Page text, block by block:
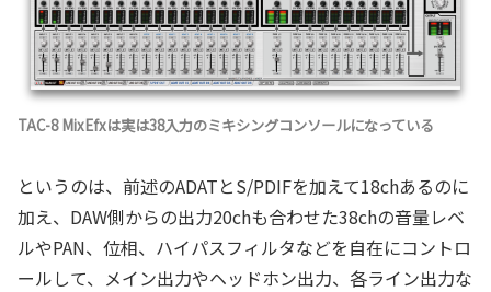
TAC-8 MixEfxは実は38入力のミキシングコンソールになっている
というのは、前述のADATとS/PDIFを加えて18chあるのに
加え、DAW側からの出力20chも合わせた38chの音量レベ
ルやPAN、位相、ハイパスフィルタなどを自在にコントロ
ールして、メイン出力やヘッドホン出力、各ライン出力な